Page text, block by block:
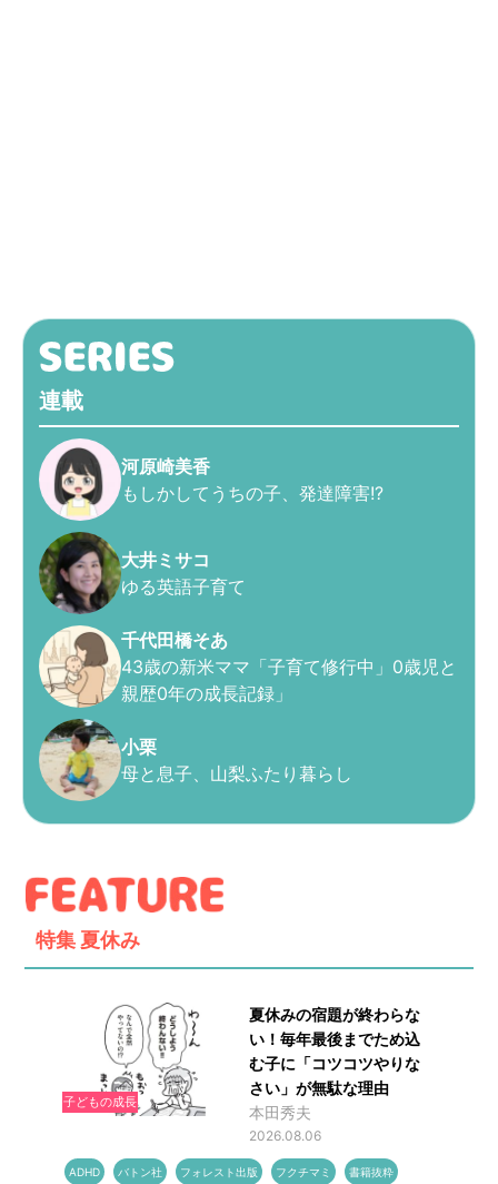
連載
河原崎美香
もしかしてうちの子、発達障害!?
大井ミサコ
ゆる英語子育て
千代田橋そあ
43歳の新米ママ「子育て修行中」0歳児と
親歴0年の成長記録」
小栗
母と息子、山梨ふたり暮らし
特集 夏休み
子どもの成長
夏休みの宿題が終わらな
い！毎年最後までため込
む子に「コツコツやりな
さい」が無駄な理由
本田秀夫
2026.08.06
ADHD バトン社 フォレスト出版 フクチマミ 書籍抜粋